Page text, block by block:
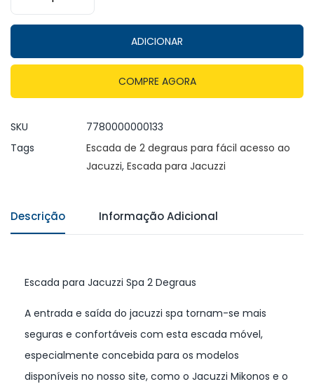
ADICIONAR
COMPRE AGORA
SKU
7780000000133
Tags
Escada de 2 degraus para fácil acesso ao
Jacuzzi, Escada para Jacuzzi
Descrição Informação Adicional
Escada para Jacuzzi Spa 2 Degraus
A entrada e saída do jacuzzi spa tornam-se mais
seguras e confortáveis com esta escada móvel,
especialmente concebida para os modelos
disponíveis no nosso site, como o Jacuzzi Mikonos e o